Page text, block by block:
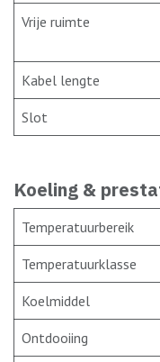
Vrije ruimte
Kabel lengte
Slot
Koeling &
Temperatuurbereik
Temperatuurklasse
Koelmiddel
Ontdooiing